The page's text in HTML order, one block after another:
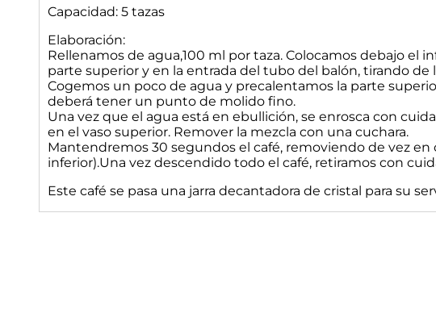
Capacidad: 5 tazas
Elaboración:
Rellenamos de agua,100 ml por taza. Colocamos debajo el
parte superior y en la entrada del tubo del balón, tirando de
Cogemos un poco de agua y precalentamos la parte
deberá tener un punto de molido fino.
Una vez que el agua está en ebullición, se enrosca con
en el vaso superior. Remover la mezcla con una cuchara.
Mantendremos 30 segundos el café, removiendo de vez
inferior).Una vez descendido todo el café, retiramos con
Este café se pasa una jarra decantadora de cristal para su